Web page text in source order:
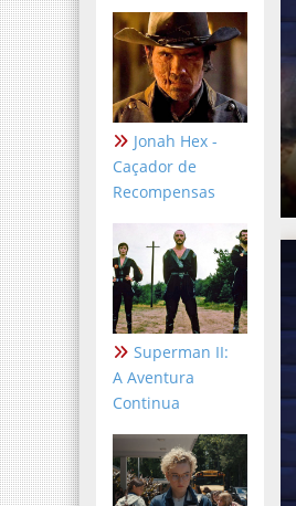
Jonah Hex -
Caçador de
Recompensas
Superman II:
A Aventura
Continua